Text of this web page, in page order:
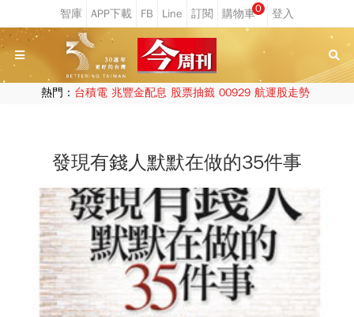
0
熱門： 台積電 兆豐金配息 股票抽籤 00929 航運股走勢
發現有錢人默默在做的35件事